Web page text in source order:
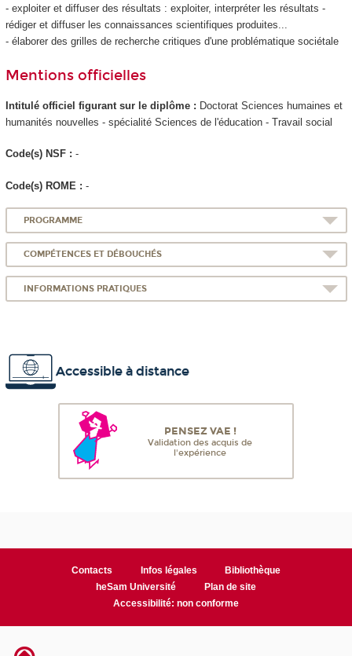
- exploiter et diffuser des résultats : exploiter, interpréter les résultats -
rédiger et diffuser les connaissances scientifiques produites...
- élaborer des grilles de recherche critiques d'une problématique sociétale
Mentions officielles
Intitulé officiel figurant sur le diplôme : Doctorat Sciences humaines et
humanités nouvelles - spécialité Sciences de l'éducation - Travail social
Code(s) NSF : -
Code(s) ROME : -
PROGRAMME
COMPÉTENCES ET DÉBOUCHÉS
INFORMATIONS PRATIQUES
Accessible à distance
PENSEZ VAE !
Validation des acquis de
l'expérience
Contacts Infos légales
Bibliothèque
heSam Université
Plan de site
Accessibilité: non conforme